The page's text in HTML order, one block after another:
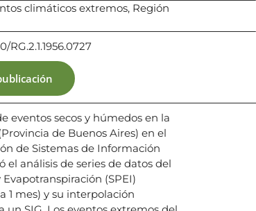
climáticos extremos, Región
RG.2.1.1956.0727
eventos secos y húmedos en la
de Buenos Aires) en el
de Sistemas de Información
el análisis de series de datos del
(SPEI)
1 mes) y su interpolación